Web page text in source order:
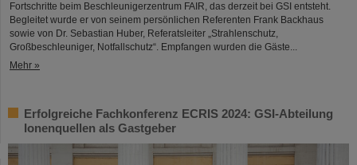
Fortschritte beim Beschleunigerzentrum FAIR, das derzeit bei GSI entsteht.
Begleitet wurde er von seinem persönlichen Referenten Frank Backhaus
sowie von Dr. Sebastian Huber, Referatsleiter „Strahlenschutz,
Großbeschleuniger, Notfallschutz“. Empfangen wurden die Gäste...
Mehr »
Erfolgreiche Fachkonferenz ECRIS 2024: GSI-Abteilung
Ionenquellen als Gastgeber